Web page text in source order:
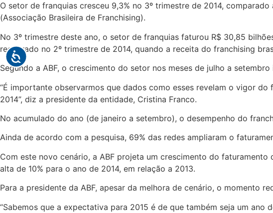
O setor de franquias cresceu 9,3% no 3º trimestre de 2014,
(Associação Brasileira de Franchising).
No 3º trimestre deste ano, o setor de franquias faturou R$ 30,85
registrado no 2º trimestre de 2014, quando a receita do franchising
Segundo a ABF, o crescimento do setor nos meses de julho a
“É importante observarmos que dados como esses revelam o vigor
2014”, diz a presidente da entidade, Cristina Franco.
No acumulado do ano (de janeiro a setembro), o desempenho do
Ainda de acordo com a pesquisa, 69% das redes ampliaram o
Com este novo cenário, a ABF projeta um crescimento do
alta de 10% para o ano de 2014, em relação a 2013.
Para a presidente da ABF, apesar da melhora de cenário, o momento
“Sabemos que a expectativa para 2015 é de que também seja um